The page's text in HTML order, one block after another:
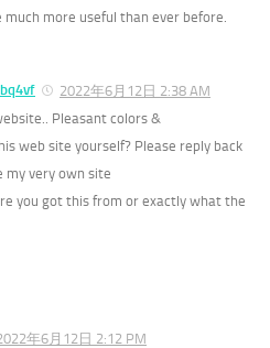
more useful than ever before.
2022年6月12日 2:38 AM
Pleasant colors &
web site yourself? Please reply back
my very own site
you got this from or exactly what the
年6月12日 2:12 PM